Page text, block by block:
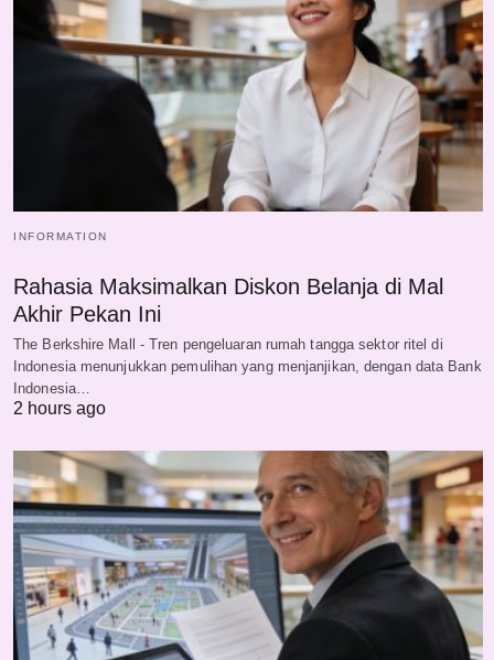
INFORMATION
Rahasia Maksimalkan Diskon Belanja di Mal
Akhir Pekan Ini
The Berkshire Mall - Tren pengeluaran rumah tangga sektor ritel di
Indonesia menunjukkan pemulihan yang menjanjikan, dengan data Bank
Indonesia…
2 hours ago